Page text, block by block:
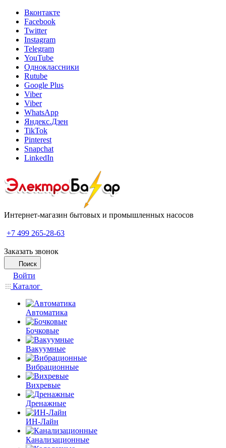
Вконтакте
Facebook
Twitter
Instagram
Telegram
YouTube
Одноклассники
Rutube
Google Plus
Viber
Viber
WhatsApp
Яндекс.Дзен
TikTok
Pinterest
Snapchat
LinkedIn
Интернет-магазин бытовых и промышленных насосов
+7 499 265-28-63
Заказать звонок
Поиск
Войти
Каталог
Автоматика
Бочковые
Вакуумные
Вибрационные
Вихревые
Дренажные
ИН-Лайн
Канализационные